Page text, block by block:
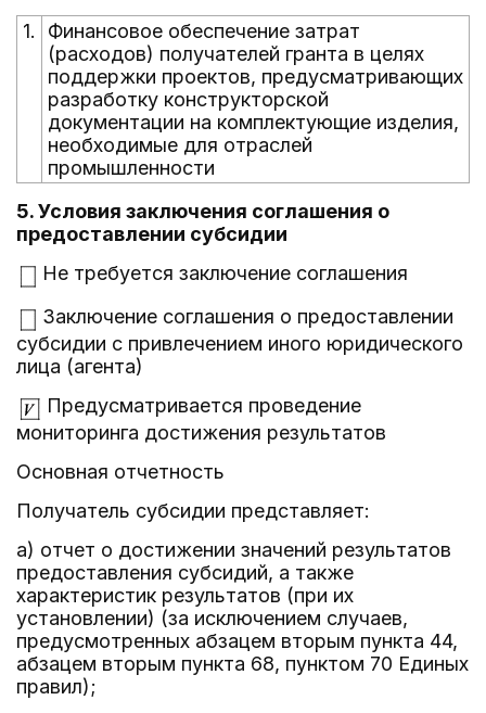
1.
Финансовое обеспечение затрат
(расходов) получателей гранта в целях
поддержки проектов, предусматривающих
разработку конструкторской
документации на комплектующие изделия,
необходимые для отраслей
промышленности
5. Условия заключения соглашения о
предоставлении субсидии
Не требуется заключение соглашения
Заключение соглашения о предоставлении
субсидии с привлечением иного юридического
лица (агента)
Предусматривается проведение
мониторинга достижения результатов
Основная отчетность
Получатель субсидии представляет:
а) отчет о достижении значений результатов
предоставления субсидий, а также
характеристик результатов (при их
установлении) (за исключением случаев,
предусмотренных абзацем вторым пункта 44,
абзацем вторым пункта 68, пунктом 70 Единых
правил);